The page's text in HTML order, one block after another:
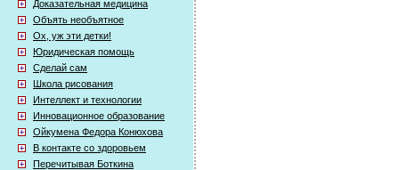
Доказательная медицина
Объять необъятное
Ох, уж эти детки!
Юридическая помощь
Сделай сам
Школа рисования
Интеллект и технологии
Инновационное образование
Ойкумена Федора Конюхова
В контакте со здоровьем
Перечитывая Боткина